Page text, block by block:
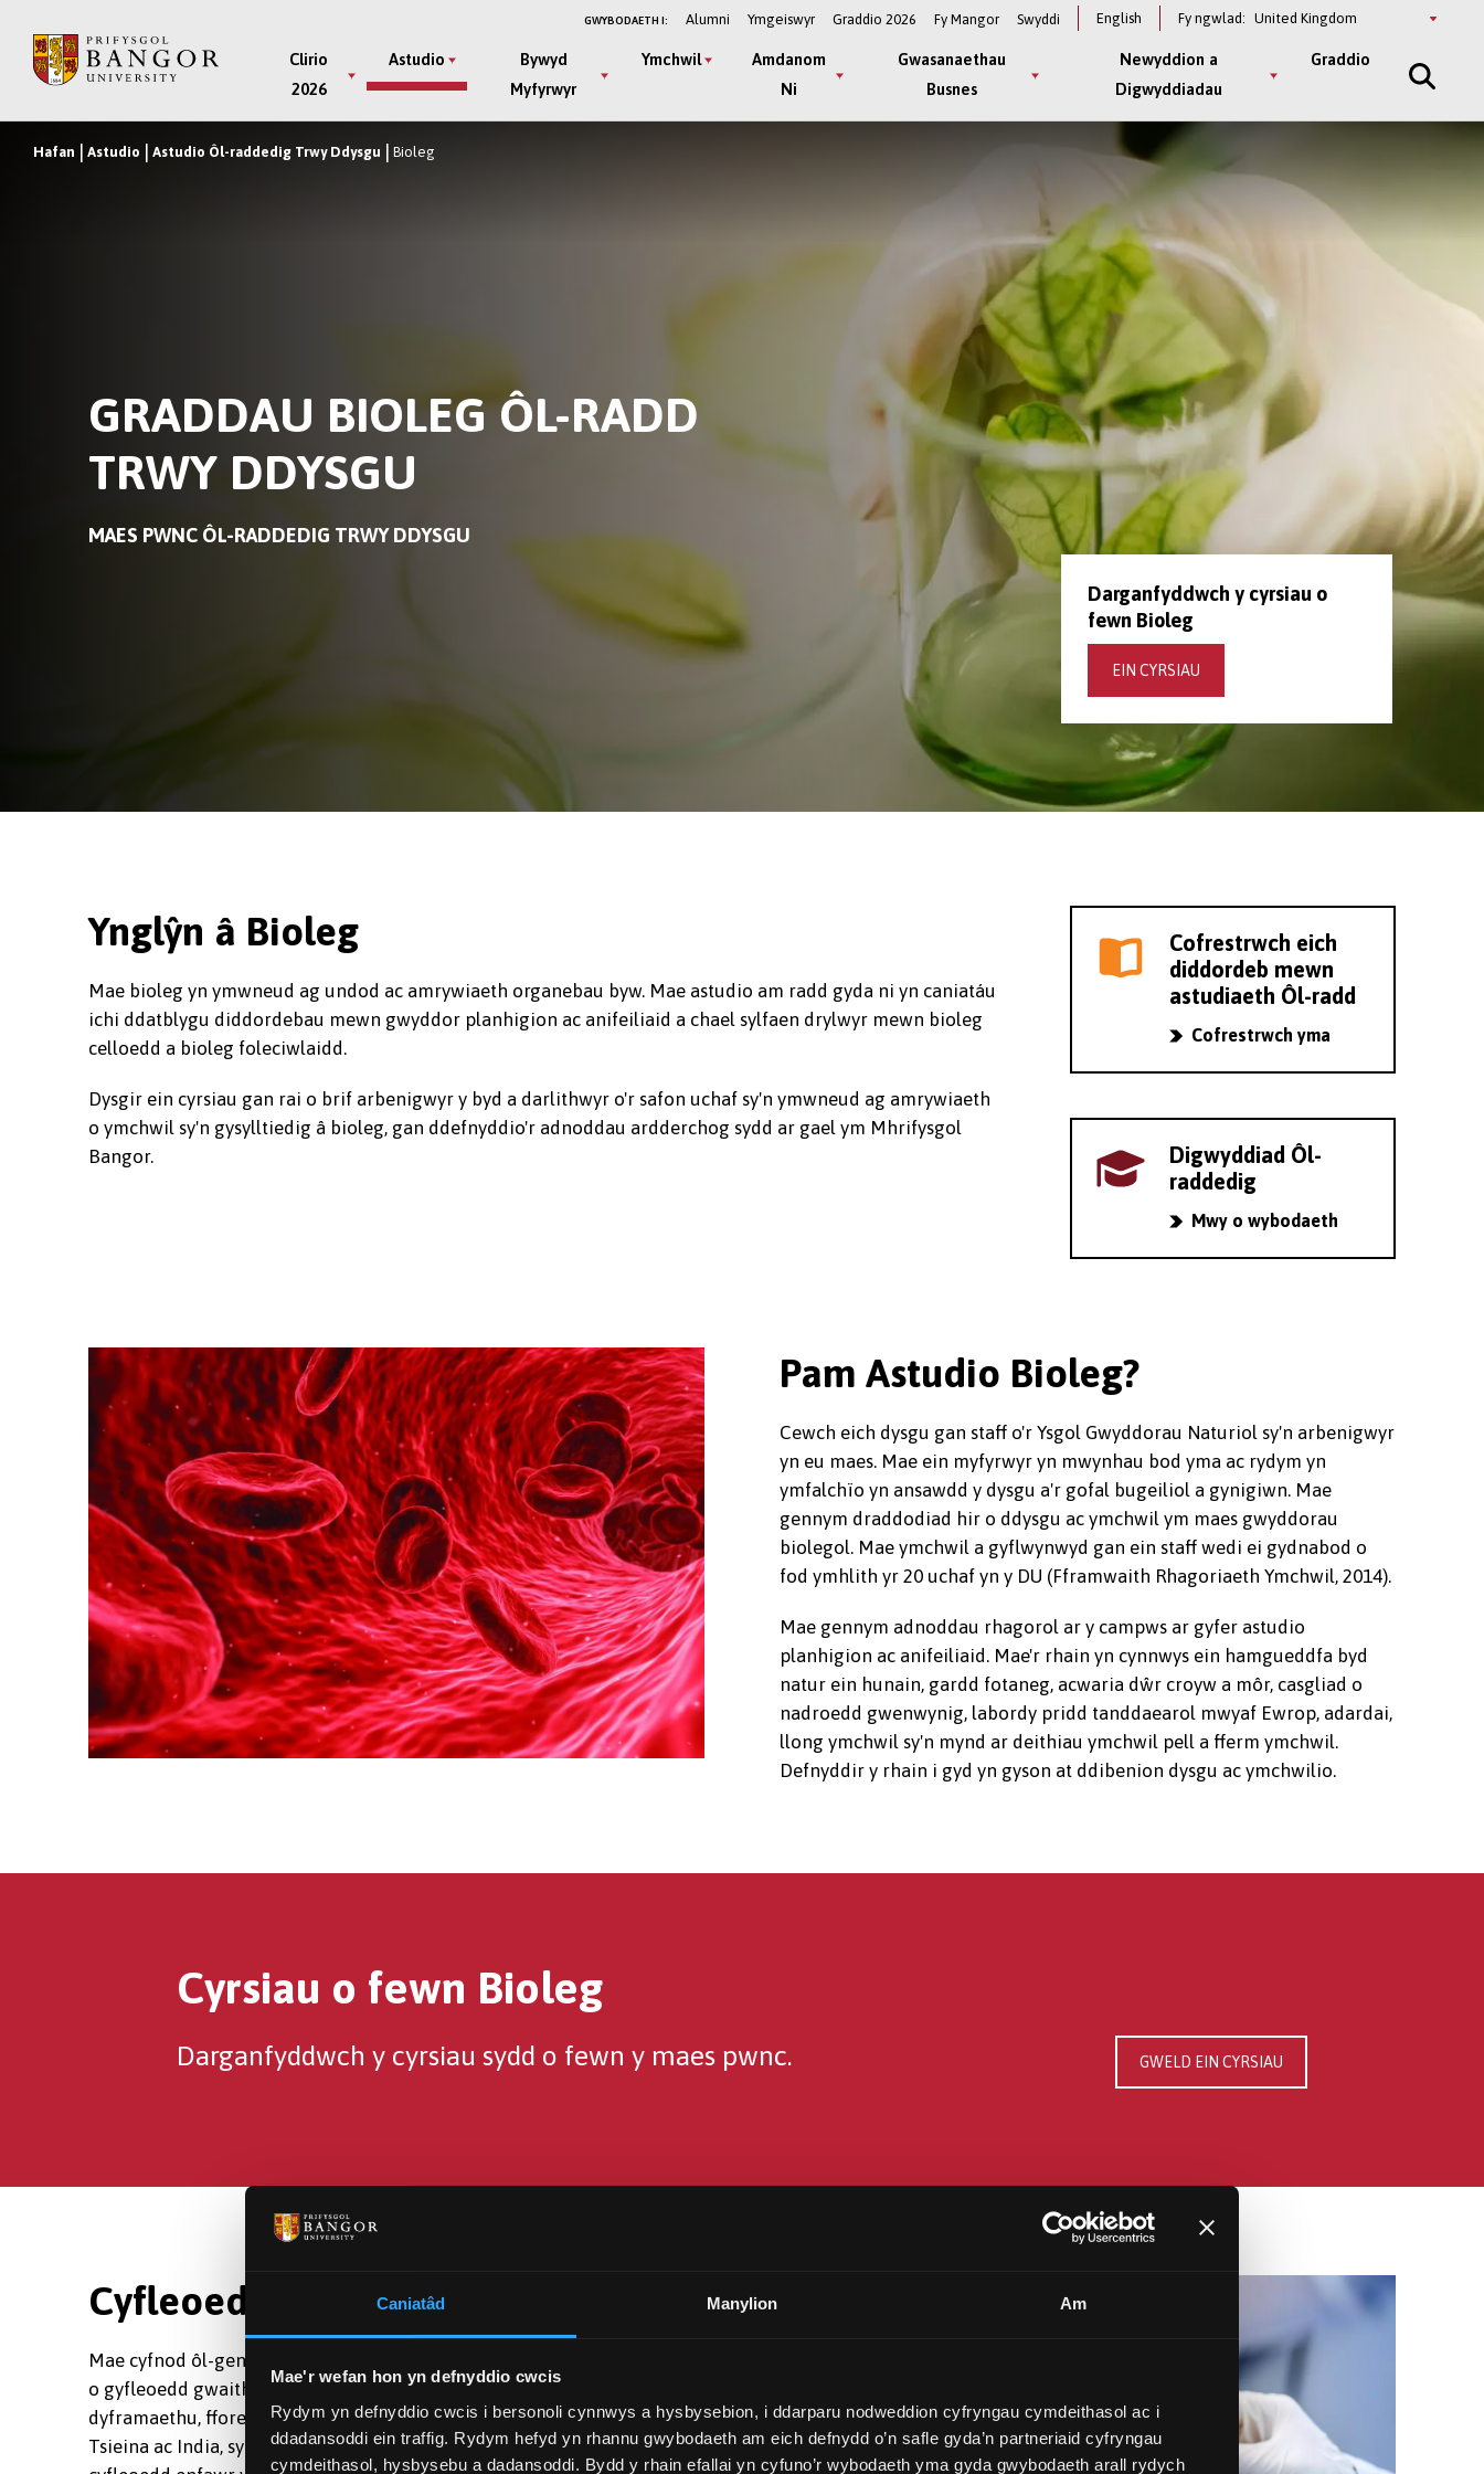
Caniatâd Manylion Am
Mae'r wefan hon yn defnyddio cwcis
Rydym yn defnyddio cwcis i bersonoli cynnwys a hysbysebion, i ddarparu nodweddion cyfryngau cymdeithasol ac i
ddadansoddi ein traffig. Rydym hefyd yn rhannu gwybodaeth am eich defnydd o’n safle gyda’n partneriaid cyfryngau
cymdeithasol, hysbysebu a dadansoddi. Bydd y rhain efallai yn cyfuno’r wybodaeth yma gyda gwybodaeth arall rydych
GWYBODAETH I: Alumni Ymgeiswyr Graddio 2026 Fy Mangor Swyddi English Fy ngwlad: Select
Main
Menu
Clirio
2026
Astudio
Bywyd
Myfyrwyr
Ymchwil
Amdanom
Ni
Gwasanaethau
Busnes
Newyddion a
Digwyddiadau
Graddio
Breadcrumb
Hafan Astudio Astudio Ôl-raddedig Trwy Ddysgu Bioleg
GRADDAU BIOLEG ÔL-RADD
TRWY DDYSGU
MAES PWNC ÔL-RADDEDIG TRWY DDYSGU
Darganfyddwch y cyrsiau o
fewn Bioleg
EIN CYRSIAU
Ynglŷn â Bioleg
Mae bioleg yn ymwneud ag undod ac amrywiaeth organebau byw. Mae astudio am radd gyda ni yn caniatáu
ichi ddatblygu diddordebau mewn gwyddor planhigion ac anifeiliaid a chael sylfaen drylwyr mewn bioleg
celloedd a bioleg foleciwlaidd.
Dysgir ein cyrsiau gan rai o brif arbenigwyr y byd a darlithwyr o'r safon uchaf sy'n ymwneud ag amrywiaeth
o ymchwil sy'n gysylltiedig â bioleg, gan ddefnyddio'r adnoddau ardderchog sydd ar gael ym Mhrifysgol
Bangor.
Cofrestrwch eich
diddordeb mewn
astudiaeth Ôl-radd
Cofrestrwch yma
Digwyddiad Ôl-
raddedig
Mwy o wybodaeth
Pam Astudio Bioleg?
Cewch eich dysgu gan staff o'r Ysgol Gwyddorau Naturiol sy'n arbenigwyr
yn eu maes. Mae ein myfyrwyr yn mwynhau bod yma ac rydym yn
ymfalchïo yn ansawdd y dysgu a'r gofal bugeiliol a gynigiwn. Mae
gennym draddodiad hir o ddysgu ac ymchwil ym maes gwyddorau
biolegol. Mae ymchwil a gyflwynwyd gan ein staff wedi ei gydnabod o
fod ymhlith yr 20 uchaf yn y DU (Fframwaith Rhagoriaeth Ymchwil, 2014).
Mae gennym adnoddau rhagorol ar y campws ar gyfer astudio
planhigion ac anifeiliaid. Mae'r rhain yn cynnwys ein hamgueddfa byd
natur ein hunain, gardd fotaneg, acwaria dŵr croyw a môr, casgliad o
nadroedd gwenwynig, labordy pridd tanddaearol mwyaf Ewrop, adardai,
llong ymchwil sy'n mynd ar deithiau ymchwil pell a fferm ymchwil.
Defnyddir y rhain i gyd yn gyson at ddibenion dysgu ac ymchwilio.
Cyrsiau o fewn Bioleg
Darganfyddwch y cyrsiau sydd o fewn y maes pwnc. GWELD EIN CYRSIAU
Cyfleoedd Gyrfa o fewn Bioleg
Mae cyfnod ôl-genomeg yr unfed ganrif ar hugain yn cynnig ystod eang
o gyfleoedd gwaith yn y meysydd amaethyddol, meddygol, fferyllol,
dyframaethu, fforensig a gwyddor yr amgylchedd. Mae economïau
Tsieina ac India, sy'n datblygu'n gyflym, yn benodol wedi sylweddoli'r